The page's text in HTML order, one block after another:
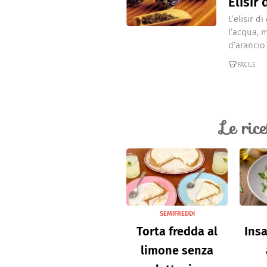
Dolci Pasqua
San
L’elisir
l’acqua,
FACILE
Le
SEMIFREDDI
Torta fredda al
limone senza